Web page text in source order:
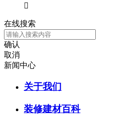

在线搜索
确认
取消
新闻中心
关于我们
装修建材百科